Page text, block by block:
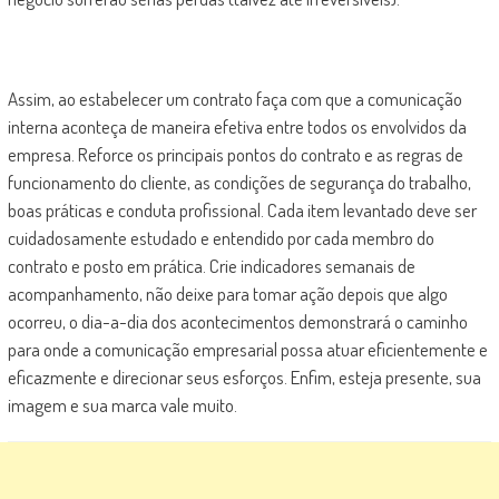
Assim, ao estabelecer um contrato faça com que a comunicação
interna aconteça de maneira efetiva entre todos os envolvidos da
empresa. Reforce os principais pontos do contrato e as regras de
funcionamento do cliente, as condições de segurança do trabalho,
boas práticas e conduta profissional. Cada item levantado deve ser
cuidadosamente estudado e entendido por cada membro do
contrato e posto em prática. Crie indicadores semanais de
acompanhamento, não deixe para tomar ação depois que algo
ocorreu, o dia-a-dia dos acontecimentos demonstrará o caminho
para onde a comunicação empresarial possa atuar eficientemente e
eficazmente e direcionar seus esforços. Enfim, esteja presente, sua
imagem e sua marca vale muito.